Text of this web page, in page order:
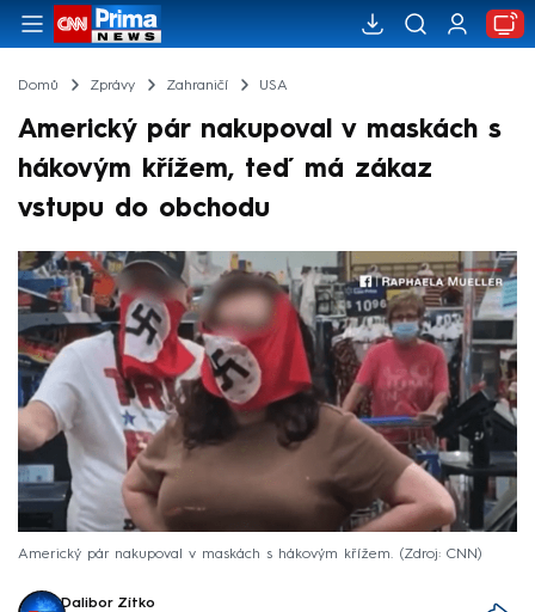
Domů Zprávy Zahraničí USA
Americký pár nakupoval v maskách s
hákovým křížem, teď má zákaz
vstupu do obchodu
Americký pár nakupoval v maskách s hákovým křížem. Zdroj: CNN
Dalibor Zítko